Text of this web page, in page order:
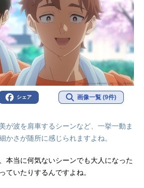
シェア 画像一覧 (9件)
が波を肩車するシーンなど、一挙一動ま
かさが随所に感じられますよね。
本当に何気ないシーンでも大人になった
ていたりするんですよね。